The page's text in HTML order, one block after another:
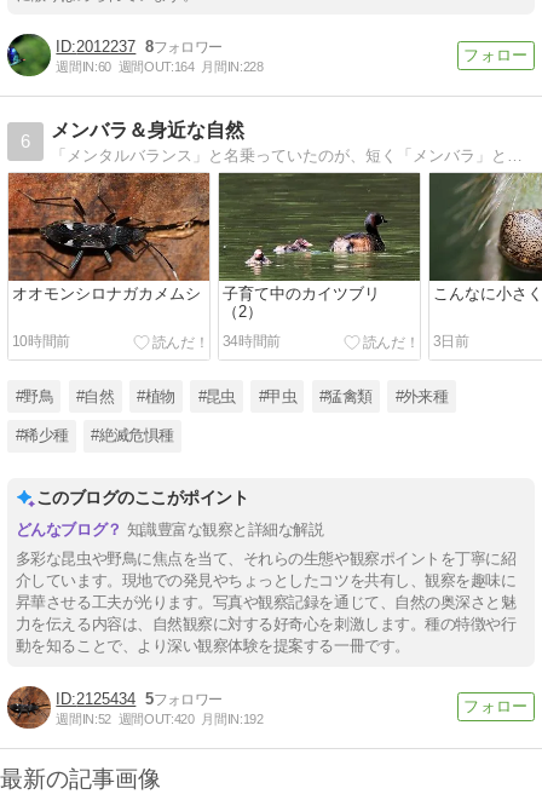
2012237 8
週間IN:60 週間OUT:164 月間IN:228
6
メンバラ＆身近な自然
「メンタルバランス」と名乗っていたのが、短く「メンバラ」と呼ばれるようになり、そのままブログ名にしています。春・秋・冬は野鳥、夏は昆虫を主に撮影しています。◆ほぼ毎朝、新しい記事を〈投稿〉するようにしています◆
オオモンシロナガカメムシ
10時間前
子育て中のカイツブリ
（2）
34時間前
こんなに小さ
3日前
#野鳥 #自然 #植物 #昆虫 #甲虫 #猛禽類 #外来種
#稀少種 #絶滅危惧種
このブログのここがポイント
知識豊富な観察と詳細な解説
多彩な昆虫や野鳥に焦点を当て、それらの生態や観察ポイントを丁寧に紹
介しています。現地での発見やちょっとしたコツを共有し、観察を趣味に
昇華させる工夫が光ります。写真や観察記録を通じて、自然の奥深さと魅
力を伝える内容は、自然観察に対する好奇心を刺激します。種の特徴や行
動を知ることで、より深い観察体験を提案する一冊です。
2125434 5
週間IN:52 週間OUT:420 月間IN:192
最新の記事画像